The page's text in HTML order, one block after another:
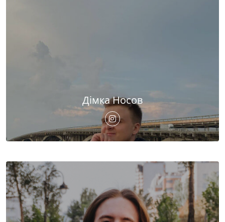
Дімка Носов